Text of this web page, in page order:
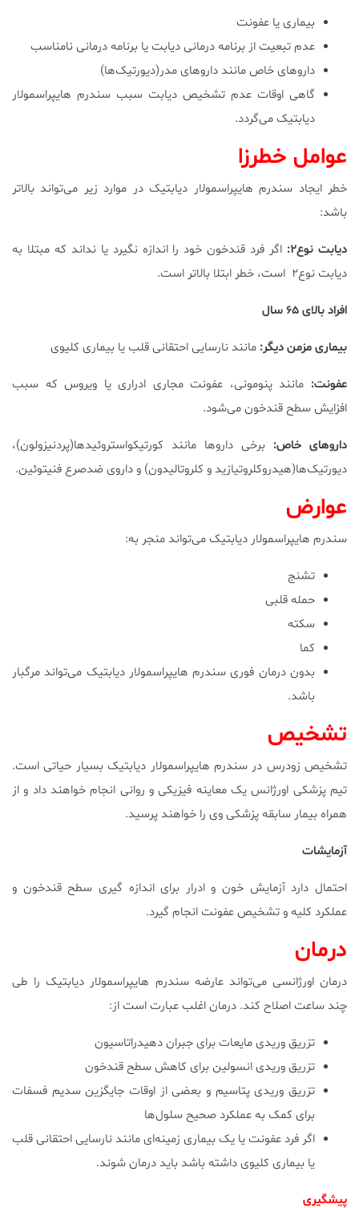
بیماری یا عفونت
عدم تبعیت از برنامه درمانی دیابت یا برنامه درمانی نامناسب
داروهای خاص مانند داروهای مدر(دیورتیک‌ها)
گاهی اوقات عدم تشخیص دیابت سبب سندرم هایپراسمولار
دیابتیک می‌گردد.
عوامل خطرزا
خطر ایجاد سندرم هایپراسمولار دیابتیک در موارد زیر می‌تواند بالاتر
باشد:
دیابت نوع۲:
اگر فرد قندخون خود را اندازه نگیرد یا نداند که مبتلا به
دیابت نوع۲ است، خطر ابتلا بالاتر است.
افراد بالای ۶۵ سال
بیماری مزمن دیگر: مانند نارسایی احتقانی قلب یا بیماری کلیوی
عفونت: مانند پنومونی، عفونت مجاری ادراری یا ویروس که سبب
افزایش سطح قندخون می‌شود.
داروهای خاص: برخی داروها مانند کورتیکواستروئیدها(پردنیزولون)،
دیورتیک‌ها(هیدروکلروتیازید و کلروتالیدون) و داروی ضدصرع فنیتوئین.
عوارض
سندرم هایپراسمولار دیابتیک می‌تواند منجر به:
تشنج
حمله قلبی
سکته
کما
بدون درمان فوری سندرم هایپراسمولار دیابتیک می‌تواند مرگبار
باشد.
تشخیص
تشخیص زودرس در سندرم هایپراسمولار دیابتیک بسیار حیاتی است.
تیم پزشکی اورژانس یک معاینه فیزیکی و روانی انجام خواهند داد و از
همراه بیمار سابقه پزشکی وی را خواهند پرسید.
آزمایشات
احتمال دارد آزمایش خون و ادرار برای اندازه گیری سطح قندخون و
عملکرد کلیه و تشخیص عفونت انجام گیرد.
درمان
درمان اورژانسی می‌تواند عارضه سندرم هایپراسمولار دیابتیک را طی
چند ساعت اصلاح کند. درمان اغلب عبارت است از:
تزریق وریدی مایعات برای جبران دهیدراتاسیون
تزریق وریدی انسولین برای کاهش سطح قندخون
تزریق وریدی پتاسیم و بعضی از اوقات جایگزین سدیم فسفات
برای کمک به عملکرد صحیح سلول‌ها
اگر فرد عفونت یا یک بیماری زمینه‌ای مانند نارسایی احتقانی قلب
یا بیماری کلیوی داشته باشد باید درمان شوند.
پیشگیری